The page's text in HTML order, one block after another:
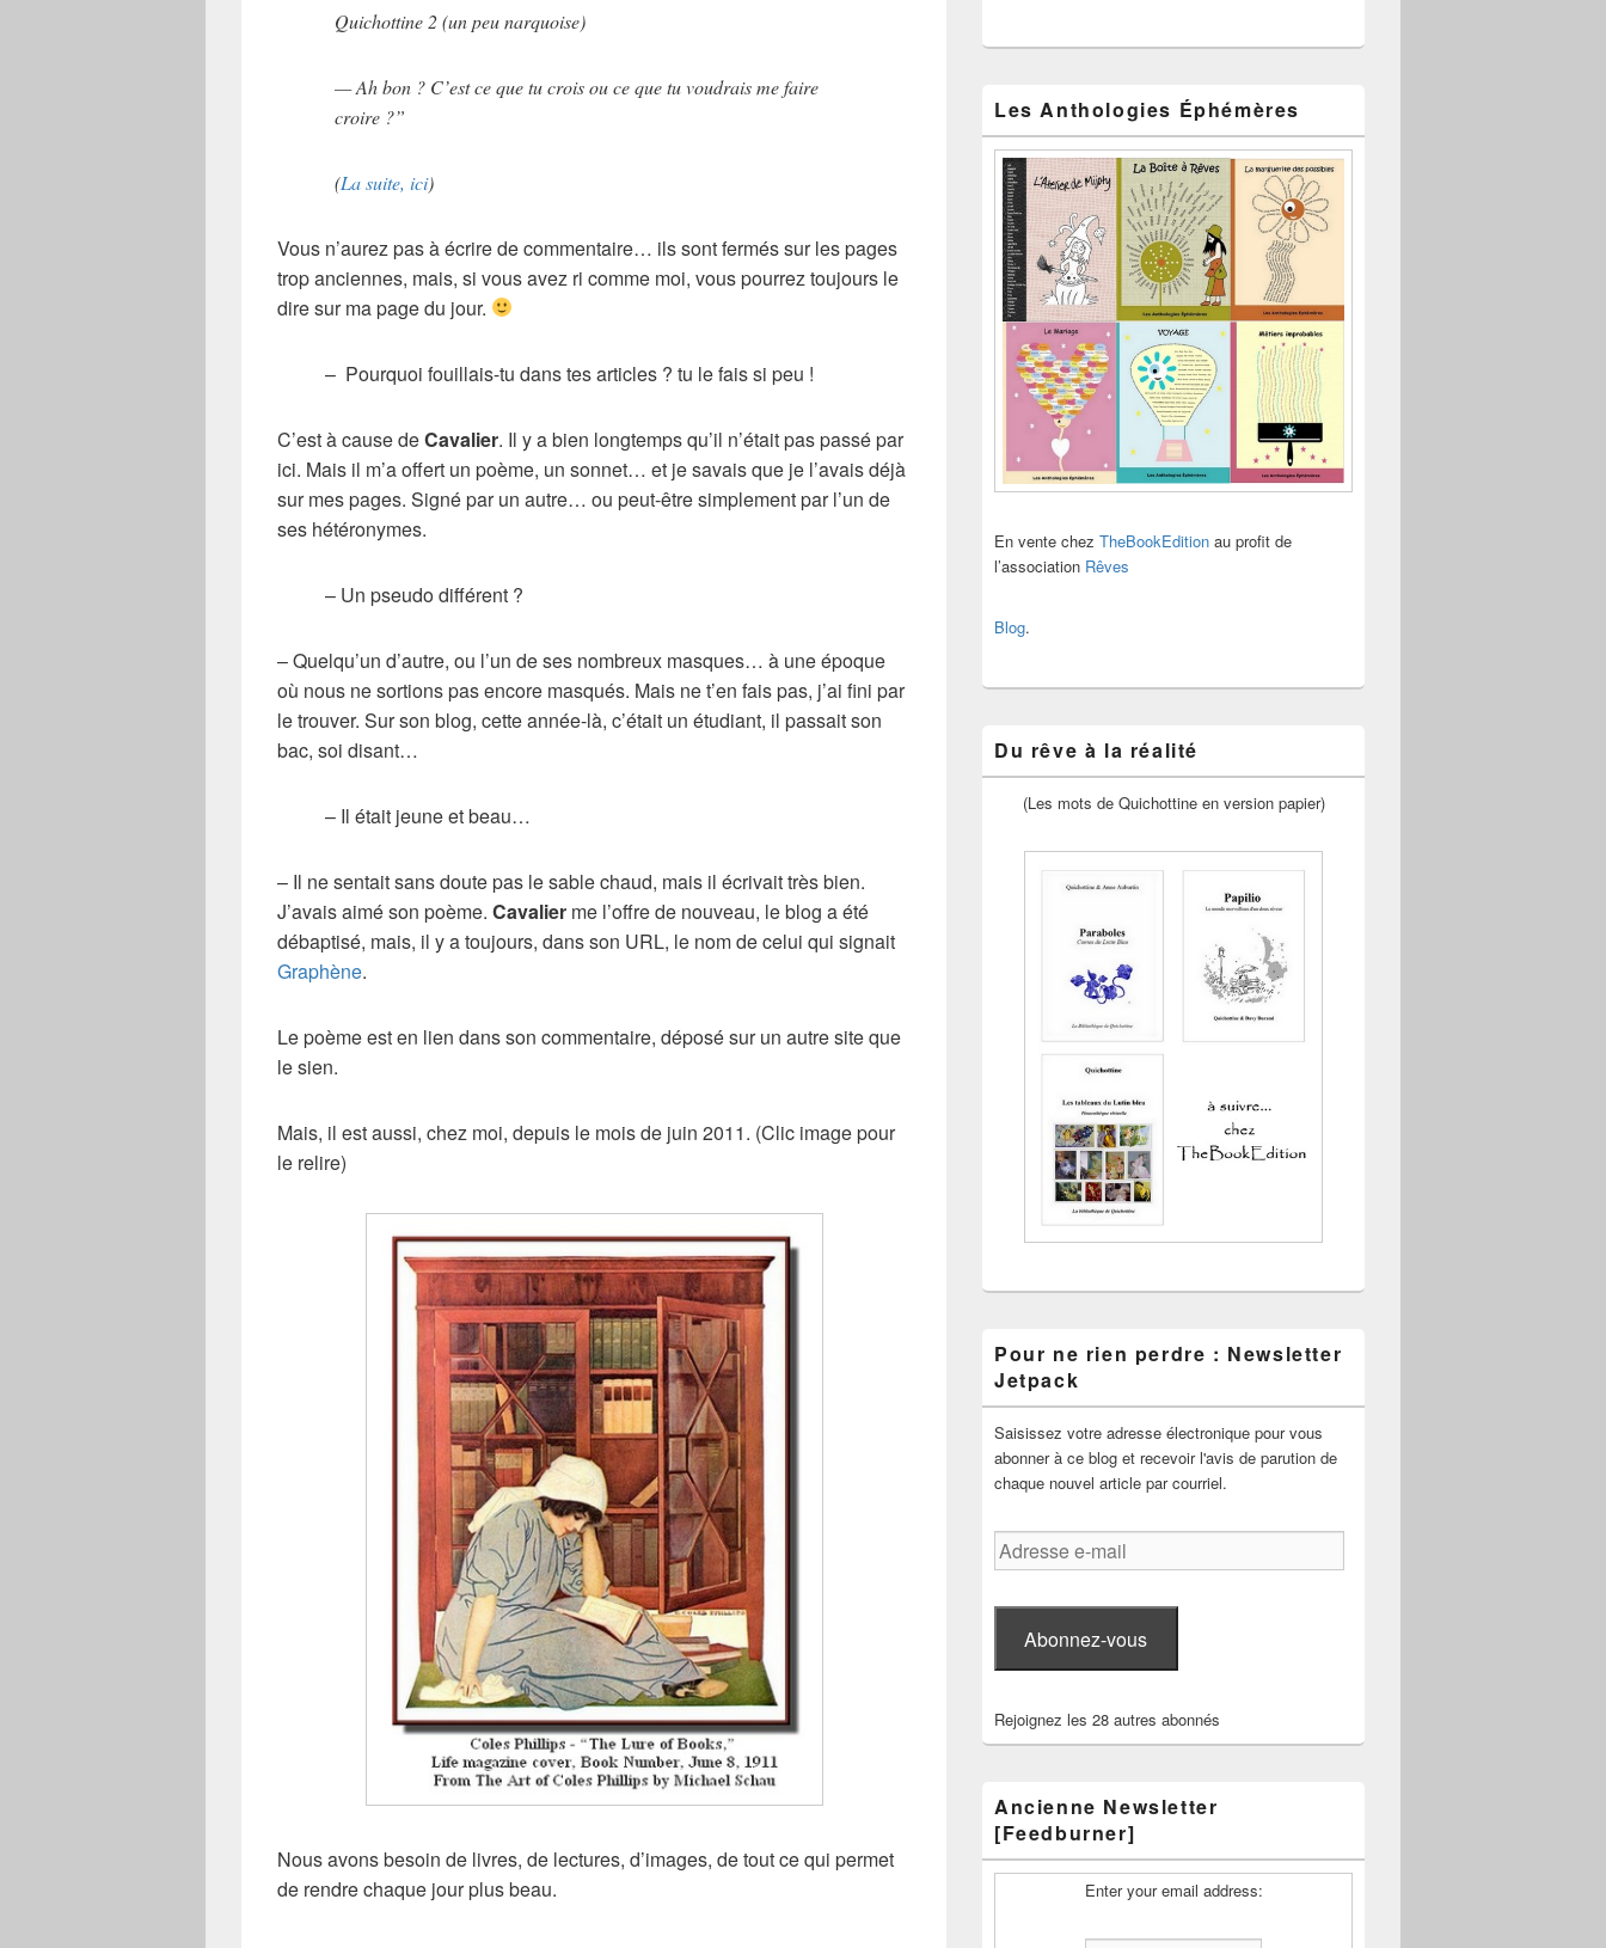
Quichottine 2(un peu narquoise)
— Ah bon ? C’est ce que tu crois ou ce que tu voudrais me faire
croire ?”
(La suite, ici)
Vous n’aurez pas à écrire de commentaire… ils sont fermés sur les pages
trop anciennes, mais, si vous avez ri comme moi, vous pourrez toujours le
dire sur ma page du jour.
–­ Pourquoi fouillais-tu dans tes articles ? tu le fais si peu !
C’est à cause deCavalier. Il y a bien longtemps qu’il n’était pas passé par
ici. Mais il m’a offert un poème, un sonnet… et je savais que je l’avais déjà
sur mes pages. Signé par un autre… ou peut-être simplement par l’un de
ses hétéronymes.
– Un pseudo différent ?
– Quelqu’un d’autre, ou l’un de ses nombreux masques… à une époque
où nous ne sortions pas encore masqués. Mais ne t’en fais pas, j’ai fini par
le trouver. Sur son blog, cette année-là, c’était un étudiant, il passait son
bac, soi disant…
– Il était jeune et beau…
– Il ne sentait sans doute pas le sable chaud, mais il écrivait très bien.
J’avais aimé son poème. Cavalier me l’offre de nouveau, le blog a été
débaptisé, mais, il y a toujours, dans son URL, le nom de celui qui signait
Graphène.
Le poème est en lien dans son commentaire, déposé sur un autre site que
le sien.
Mais, il est aussi, chez moi, depuis le mois de juin 2011. (Clic image pour
le relire)
Nous avons besoin de livres, de lectures, d’images, de tout ce qui permet
de rendre chaque jour plus beau.
Les Anthologies Éphémères
En vente chez TheBookEdition au profit de
l’association Rêves
Blog.
Du rêve à la réalité
(Les mots de Quichottine en version papier)
Pour ne rien perdre : Newsletter
Jetpack
Saisissez votre adresse électronique pour vous
abonner à ce blog et recevoir l'avis de parution de
chaque nouvel article par courriel.
Adresse
e-
Abonnez-vous
Rejoignez les 28 autres abonnés
Ancienne Newsletter
[Feedburner]
Enter your email address: